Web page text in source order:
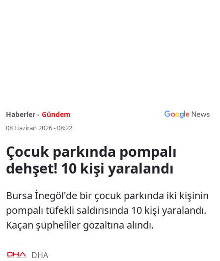
Haberler - Gündem
08 Haziran 2026 - 08:22
Çocuk parkında pompalı
dehşet! 10 kişi yaralandı
Bursa İnegöl'de bir çocuk parkında iki kişinin
pompalı tüfekli saldırısında 10 kişi yaralandı.
Kaçan şüpheliler gözaltına alındı.
DHA